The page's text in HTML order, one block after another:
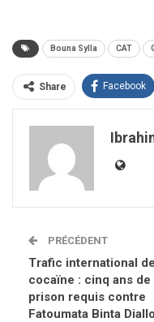
Bouna Sylla CAT
Share Facebook
PRÉCÉDENT
Trafic international de
cocaïne : cinq ans de
prison requis contre
Fatoumata Binta Diallo